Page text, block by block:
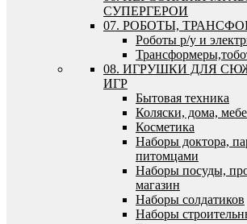
СУПЕРГЕРОИ
07. РОБОТЫ,
Роботы р/у и
08. ИГРУШКИ ДЛЯ
ИГР
Бытовая техника
Коляски, дома,
Косметика
Наборы доктора,
питомцами
Наборы посуды,
магазин
Наборы солдатиков
Наборы